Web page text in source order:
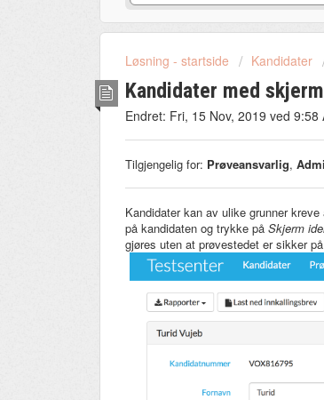
Løsning - startside Kandidater
Kandidater med
Endret: Fri, 15 Nov, 2019 ved 9:58
Tilgjengelig for: Prøveansvarlig,
Kandidater kan av ulike grunner
på kandidaten og trykke på Skjerm
gjøres uten at prøvestedet er sikker